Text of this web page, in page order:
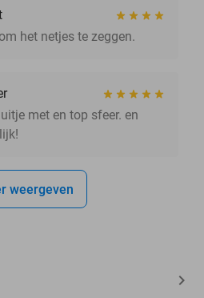
het netjes te zeggen.
met en top sfeer. en
weergeven